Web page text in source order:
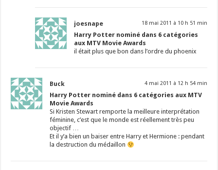
joesnape 18 mai 2011 à 10 h 51 min
Harry Potter nominé dans 6 catégories
aux MTV Movie Awards
il était plus que bon dans l’ordre du phoenix
Buck 4 mai 2011 à 12 h 54 min
Harry Potter nominé dans 6 catégories aux MTV
Movie Awards
Si Kristen Stewart remporte la meilleure interprétation
féminine, c’est que le monde est réellement très peu
objectif …
Et il y’a bien un baiser entre Harry et Hermione : pendant
la destruction du médaillon